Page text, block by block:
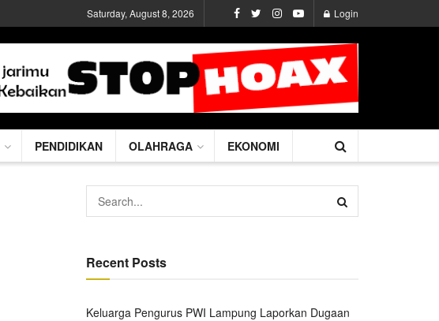
Saturday, August 8, 2026 Login
PENDIDIKAN OLAHRAGA EKONOMI
Recent Posts
Keluarga Pengurus PWI Lampung Laporkan Dugaan